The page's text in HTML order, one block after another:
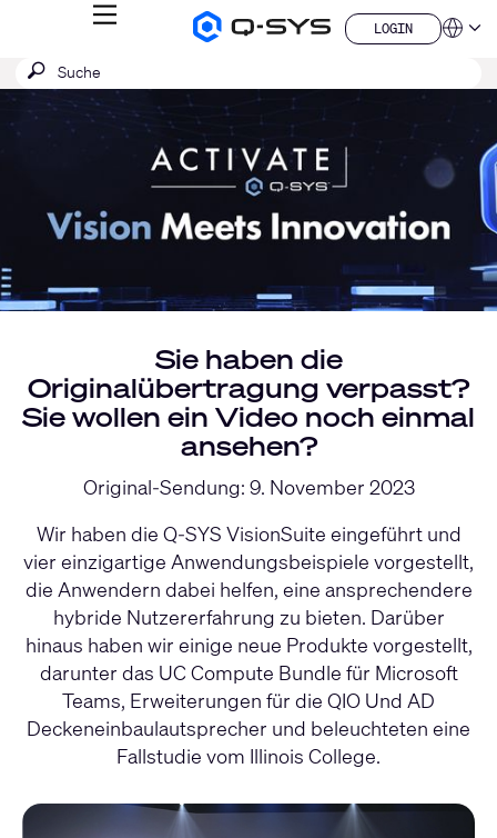
Q-
Produkte
Homepage
MENÜ
LOGIN
LOGIN
QSYS.com (English)
India (English)
Deutsch
한국어
China (中文)
Suche
absenden
SUCHE
Aktuelle
Folie:
Sie haben die
Originalübertragung verpasst?
Sie wollen ein Video noch einmal
ansehen?
Original-Sendung: 9. November 2023
Wir haben die Q-SYS VisionSuite eingeführt und
vier einzigartige Anwendungsbeispiele vorgestellt,
die Anwendern dabei helfen, eine ansprechendere
hybride Nutzererfahrung zu bieten. Darüber
hinaus haben wir einige neue Produkte vorgestellt,
darunter das UC Compute Bundle für Microsoft
Teams, Erweiterungen für die QIO Und AD
Deckeneinbaulautsprecher und beleuchteten eine
Fallstudie vom Illinois College.